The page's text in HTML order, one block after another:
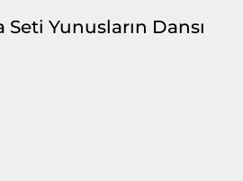
Seti Yunusların Dansı